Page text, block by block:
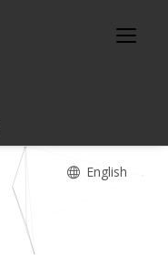
English